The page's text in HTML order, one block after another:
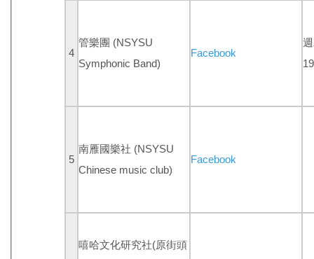
4
管樂團 (NSYSU
Symphonic Band)
Facebook
5
南雁國樂社 (NSYSU
Chinese music club)
Facebook
嘻哈文化研究社(原街頭